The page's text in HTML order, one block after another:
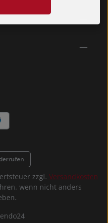
*
zzgl. Versandkosten
wenn nicht anders